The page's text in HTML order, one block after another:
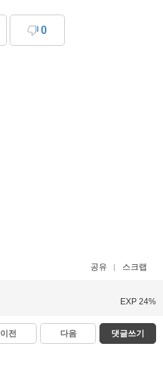
0
공유 스크랩
EXP 24%
이전 다음 댓글쓰기